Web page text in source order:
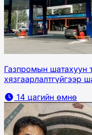
Газпромын шатахуун
хязгаарлалтгүйгээр
14 цагийн өмнө